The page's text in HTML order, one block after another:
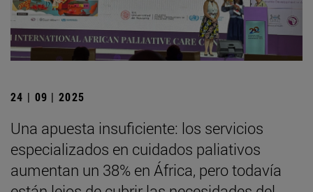
24 | 09 | 2025
Una apuesta insuficiente: los servicios
especializados en cuidados paliativos
aumentan un 38% en África, pero todavía